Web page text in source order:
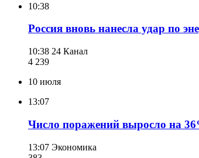
10:38
Россия вновь нанесла удар по
10:38 24 Канал
4 239
10 июля
13:07
Число поражений выросло на
13:07 Экономика